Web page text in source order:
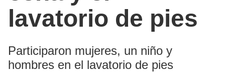
lavatorio de pies
Participaron mujeres, un niño y
hombres en el lavatorio de pies